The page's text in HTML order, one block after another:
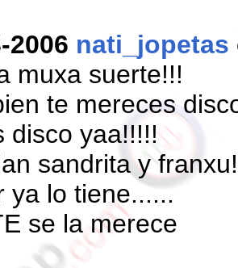
2006 nati_jopetas
muxa suerte!!!
te mereces
disco yaa!!!!!
sandrita y
ya lo tiene......
se la merece